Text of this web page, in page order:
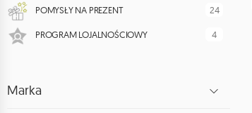
POMYSŁY NA PREZENT 24
PROGRAM LOJALNOŚCIOWY 4
Marka